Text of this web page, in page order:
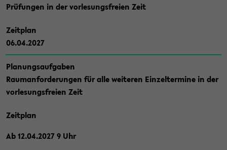
Prü­fun­gen in der vor­le­sungs­frei­en Zeit
Zeit­plan
06.04.2027
Pla­nungs­auf­ga­ben
Raum­an­for­de­run­gen für alle wei­te­ren Ein­zel­ter­mi­ne in der
vor­le­sungs­frei­en Zeit
Zeit­plan
Ab 12.04.2027 9 Uhr